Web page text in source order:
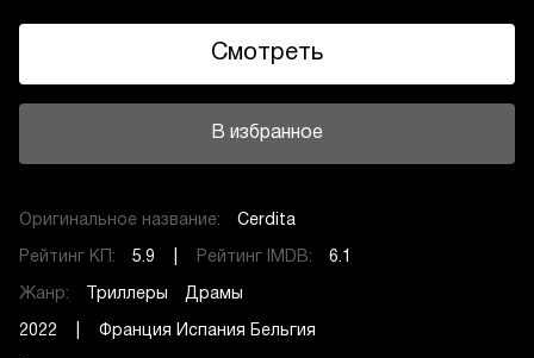
Смотреть
В избранное
Оригинальное название: Cerdita
Рейтинг КП: 5.9 | Рейтинг IMDB: 6.1
Жанр: Триллеры Драмы
2022 | Франция Испания Бельгия